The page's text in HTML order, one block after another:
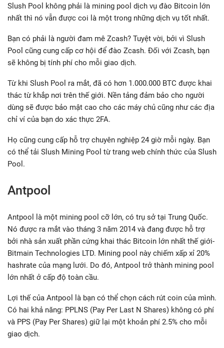
Slush Pool không phải là mining pool dịch vụ đào Bitcoin lớn
nhất thì nó vẫn được coi là một trong những dịch vụ tốt nhất.
Bạn có phải là người đam mê Zcash? Tuyệt vời, bởi vì Slush
Pool cũng cung cấp cơ hội để đào Zcash. Đối với Zcash, bạn
sẽ không bị tính phí cho mỗi giao dịch.
Từ khi Slush Pool ra mắt, đã có hơn 1.000.000 BTC được khai
thác từ khắp nơi trên thế giới. Nền tảng đảm bảo cho người
dùng sẽ được bảo mật cao cho các máy chủ cũng như các địa
chỉ ví của bạn do xác thực 2FA.
Họ cũng cung cấp hỗ trợ chuyên nghiệp 24 giờ mỗi ngày. Bạn
có thể tải Slush Mining Pool từ trang web chính thức của Slush
Pool.
Antpool
Antpool là một mining pool cỡ lớn, có trụ sở tại Trung Quốc.
Nó được ra mắt vào tháng 3 năm 2014 và đang được hỗ trợ
bởi nhà sản xuất phần cứng khai thác Bitcoin lớn nhất thế giới-
Bitmain Technologies LTD. Mining pool này chiếm xấp xỉ 20%
hashrate của mạng lưới. Do đó, Antpool trở thành mining pool
lớn nhất ở cấp độ toàn cầu.
Lợi thế của Antpool là bạn có thể chọn cách rút coin của mình.
Có hai khả năng: PPLNS (Pay Per Last N Shares) không có phí
và PPS (Pay Per Shares) giữ lại một khoản phí 2.5% cho mỗi
giao dịch.